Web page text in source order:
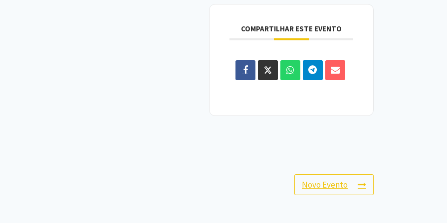
COMPARTILHAR ESTE EVENTO
Novo Evento